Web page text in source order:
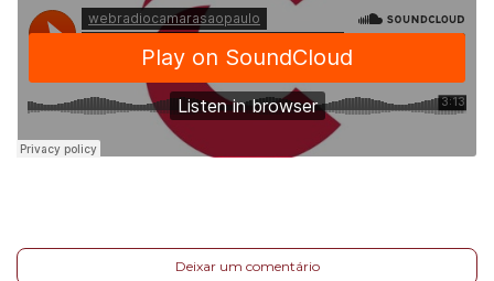
Deixar um comentário